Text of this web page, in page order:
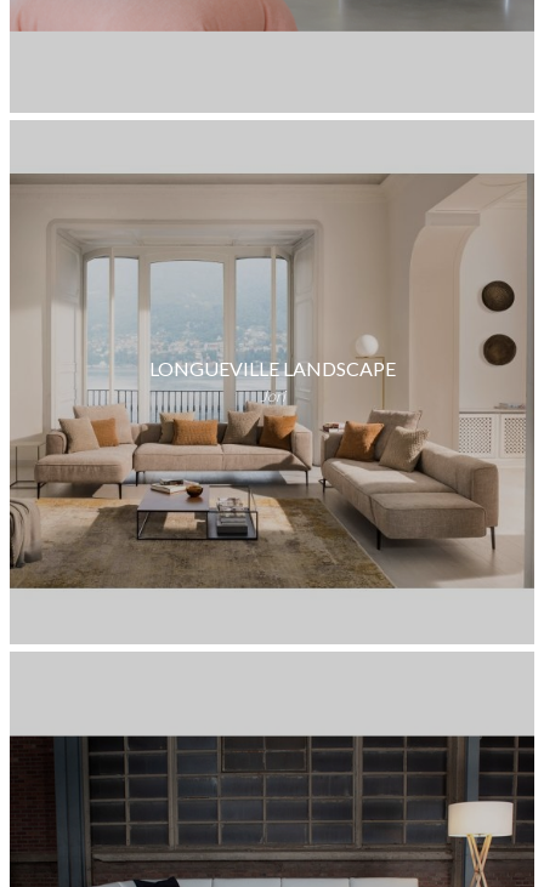
LONGUEVILLE LANDSCAPE
Jori